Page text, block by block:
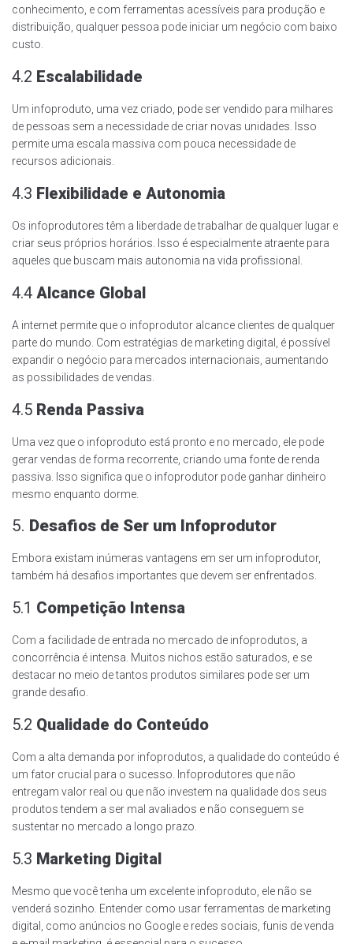
conhecimento, e com ferramentas acessíveis para produção e
distribuição, qualquer pessoa pode iniciar um negócio com baixo
custo.
4.2 Escalabilidade
Um infoproduto, uma vez criado, pode ser vendido para milhares
de pessoas sem a necessidade de criar novas unidades. Isso
permite uma escala massiva com pouca necessidade de
recursos adicionais.
4.3 Flexibilidade e Autonomia
Os infoprodutores têm a liberdade de trabalhar de qualquer lugar e
criar seus próprios horários. Isso é especialmente atraente para
aqueles que buscam mais autonomia na vida profissional.
4.4 Alcance Global
A internet permite que o infoprodutor alcance clientes de qualquer
parte do mundo. Com estratégias de marketing digital, é possível
expandir o negócio para mercados internacionais, aumentando
as possibilidades de vendas.
4.5 Renda Passiva
Uma vez que o infoproduto está pronto e no mercado, ele pode
gerar vendas de forma recorrente, criando uma fonte de renda
passiva. Isso significa que o infoprodutor pode ganhar dinheiro
mesmo enquanto dorme.
5. Desafios de Ser um Infoprodutor
Embora existam inúmeras vantagens em ser um infoprodutor,
também há desafios importantes que devem ser enfrentados.
5.1 Competição Intensa
Com a facilidade de entrada no mercado de infoprodutos, a
concorrência é intensa. Muitos nichos estão saturados, e se
destacar no meio de tantos produtos similares pode ser um
grande desafio.
5.2 Qualidade do Conteúdo
Com a alta demanda por infoprodutos, a qualidade do conteúdo é
um fator crucial para o sucesso. Infoprodutores que não
entregam valor real ou que não investem na qualidade dos seus
produtos tendem a ser mal avaliados e não conseguem se
sustentar no mercado a longo prazo.
5.3 Marketing Digital
Mesmo que você tenha um excelente infoproduto, ele não se
venderá sozinho. Entender como usar ferramentas de marketing
digital, como anúncios no Google e redes sociais, funis de venda